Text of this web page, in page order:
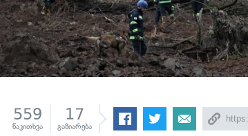
559
წაკითხვა
17
გაზიარება